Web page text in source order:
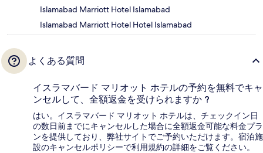
Islamabad Marriott Hotel Islamabad
Islamabad Marriott Hotel Hotel Islamabad
よくある質問
イスラマバード マリオット ホテルの予約を無料でキャ
ンセルして、全額返金を受けられますか ?
はい。イスラマバード マリオット ホテルは、チェックイン日
の数日前までにキャンセルした場合に全額返金可能な料金プラ
ンを提供しており、弊社サイトでご予約いただけます。宿泊施
設のキャンセルポリシーで利用規約の詳細をご覧ください。